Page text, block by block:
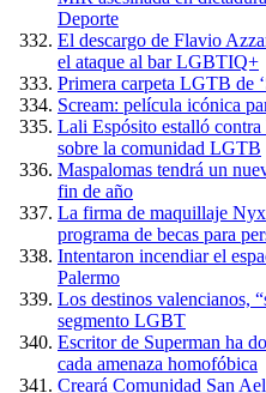
Deporte
El descargo de Flavio
el ataque al bar LGBTIQ+
Primera carpeta LGTB de
Scream: película icónica
Lali Espósito estalló
sobre la comunidad LGTB
Maspalomas tendrá un
fin de año
La firma de maquillaje
programa de becas para
Intentaron incendiar el
Palermo
Los destinos valencianos,
segmento LGBT
Escritor de Superman ha
cada amenaza homofóbica
Creará Comunidad San